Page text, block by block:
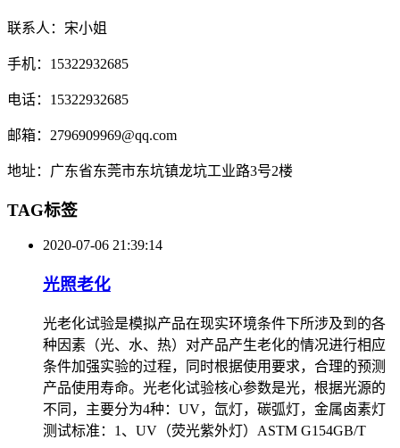
联系人：宋小姐
手机：15322932685
电话：15322932685
邮箱：2796909969@qq.com
地址：广东省东莞市东坑镇龙坑工业路3号2楼
TAG标签
2020-07-06 21:39:14
光照老化
光老化试验是模拟产品在现实环境条件下所涉及到的各
种因素（光、水、热）对产品产生老化的情况进行相应
条件加强实验的过程，同时根据使用要求，合理的预测
产品使用寿命。光老化试验核心参数是光，根据光源的
不同，主要分为4种：UV，氙灯，碳弧灯，金属卤素灯
测试标准：1、UV（荧光紫外灯）ASTM G154GB/T